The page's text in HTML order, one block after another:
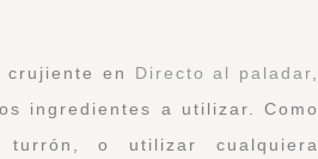
crujiente en Directo al paladar
ingredientes a utilizar. Como
turrón, o utilizar cualquiera